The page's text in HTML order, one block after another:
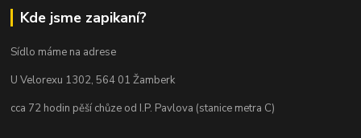
Kde jsme zapikaní?
Sídlo máme na adrese
U Velorexu 1302, 564 01 Žamberk
cca 72 hodin pěší chůze od I.P. Pavlova (stanice metra C)